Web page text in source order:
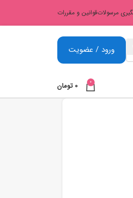
مرسولاتقوانین و مقررات
ورود / عضویت
0
0 تومان